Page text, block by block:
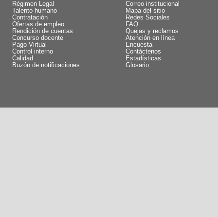
Régimen Legal
Talento humano
Contratación
Ofertas de empleo
Rendición de cuentas
Concurso docente
Pago Virtual
Control interno
Calidad
Buzón de notificaciones
Correo institucional
Mapa del sitio
Redes Sociales
FAQ
Quejas y reclamos
Atención en línea
Encuesta
Contáctenos
Estadísticas
Glosario